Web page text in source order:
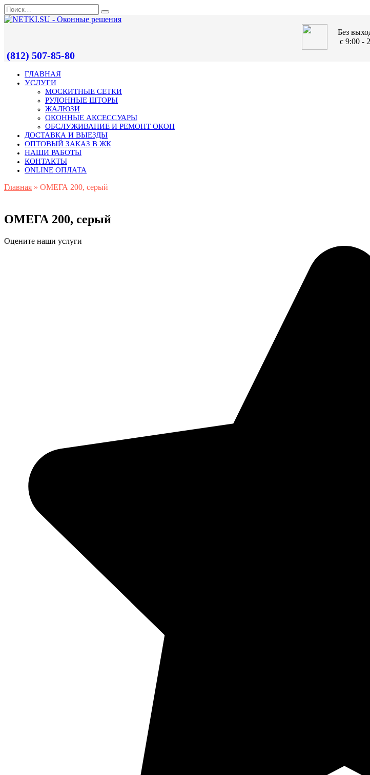
Без
с 9:00 -
(812) 507-85-80
ГЛАВНАЯ
УСЛУГИ
МОСКИТНЫЕ СЕТКИ
РУЛОННЫЕ ШТОРЫ
ЖАЛЮЗИ
ОКОННЫЕ АКСЕССУАРЫ
ОБСЛУЖИВАНИЕ И РЕМОНТ ОКОН
ДОСТАВКА И ВЫЕЗДЫ
ОПТОВЫЙ ЗАКАЗ В ЖК
НАШИ РАБОТЫ
КОНТАКТЫ
ONLINE ОПЛАТА
Главная » ОМЕГА 200, серый
ОМЕГА 200, серый
Оцените наши услуги